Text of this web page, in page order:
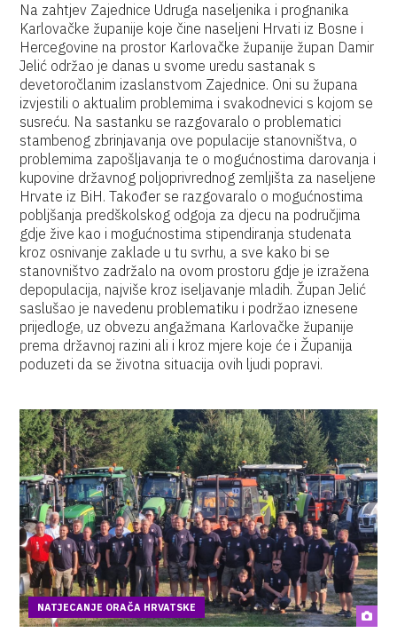
Na zahtjev Zajednice Udruga naseljenika i prognanika
Karlovačke županije koje čine naseljeni Hrvati iz Bosne i
Hercegovine na prostor Karlovačke županije župan Damir
Jelić održao je danas u svome uredu sastanak s
devetoročlanim izaslanstvom Zajednice. Oni su župana
izvjestili o aktualim problemima i svakodnevici s kojom se
susreću. Na sastanku se razgovaralo o problematici
stambenog zbrinjavanja ove populacije stanovništva, o
problemima zapošljavanja te o mogućnostima darovanja i
kupovine državnog poljoprivrednog zemljišta za naseljene
Hrvate iz BiH. Također se razgovaralo o mogućnostima
pobljšanja predškolskog odgoja za djecu na područjima
gdje žive kao i mogućnostima stipendiranja studenata
kroz osnivanje zaklade u tu svrhu, a sve kako bi se
stanovništvo zadržalo na ovom prostoru gdje je izražena
depopulacija, najviše kroz iseljavanje mladih. Župan Jelić
saslušao je navedenu problematiku i podržao iznesene
prijedloge, uz obvezu angažmana Karlovačke županije
prema državnoj razini ali i kroz mjere koje će i Županija
poduzeti da se životna situacija ovih ljudi popravi.
NATJECANJE ORAČA HRVATSKE